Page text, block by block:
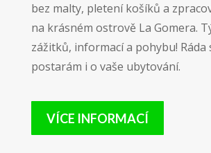
bez malty, pletení košíků a
na krásném ostrově La Gomera.
zážitků, informací a pohybu! Ráda
postarám i o vaše ubytování.
VÍCE INFORMACÍ